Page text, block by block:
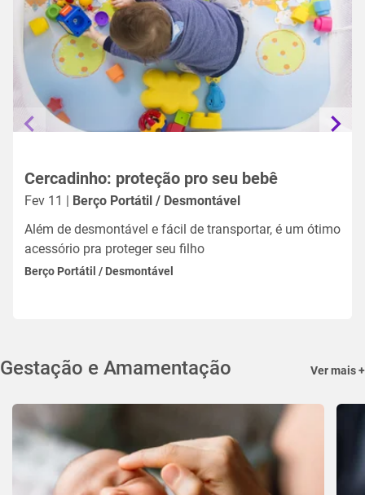
Cercadinho: proteção pro seu bebê
Fev 11 | Berço Portátil / Desmontável
Além de desmontável e fácil de transportar, é um ótimo
acessório pra proteger seu filho
Berço Portátil / Desmontável
Gestação e Amamentação Ver mais +